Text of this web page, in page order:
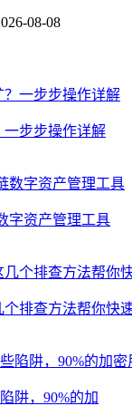
08-08
一步步操作详解
字资产管理工具
排查方法帮你快
阱，90%的加